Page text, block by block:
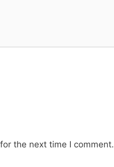
the next time I comment.